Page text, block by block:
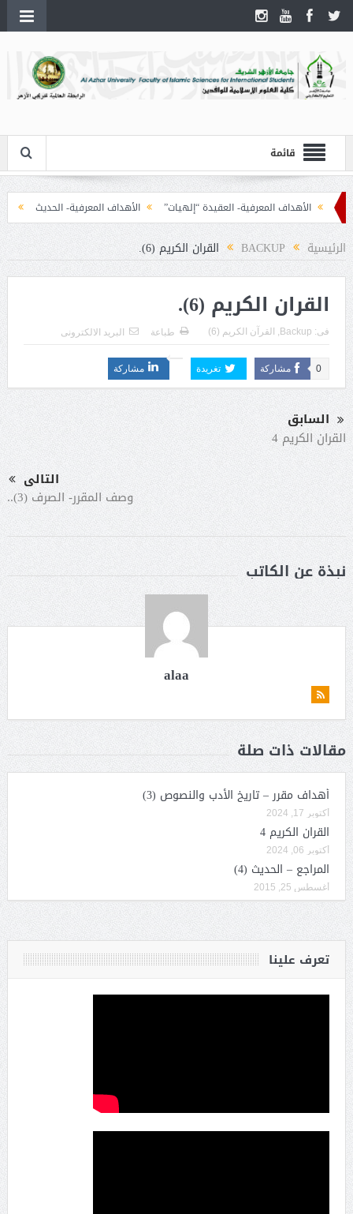
قائمة
الأهداف المعرفية- العقيدة “إلهيات” الأهداف المعرفية- الحديث
الرئيسية BACKUP القران الكريم (6).
القران الكريم (6).
فى: Backup
, القرآن الكريم (6) طباعة البريد الالكترونى
مشاركة 0 تغريدة مشاركة
السابق
القران الكريم 4
التالى
وصف المقرر- الصرف (3)..
نبذة عن الكاتب
alaa
مقالات ذات صلة
أهداف مقرر – تاريخ الأدب والنصوص (3)
أكتوبر 17, 2024
القران الكريم 4
أكتوبر 06, 2024
المراجع – الحديث (4)
أغسطس 25, 2015
تعرف علينا